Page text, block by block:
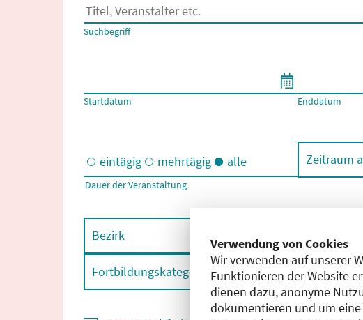
Verwendung von Cookies
Wir verwenden auf unserer
Funktionieren der Website
dienen dazu, anonyme
dokumentieren und um
Es erscheinen Suchvorschläge, wenn mindestens 2 Zeichen
Suchbegriff
Startdatum Enddatum
Eintägige und/oder mehrtägige Veranstaltungen
eintägig mehrtägig alle
Dauer der Veranstaltung
Zeitraum
Bezirk
Fortbildungskategorie Fachgebiet